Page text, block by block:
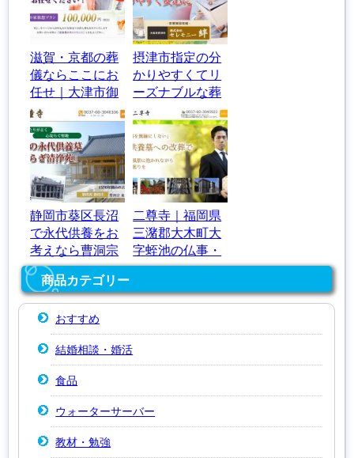
滋賀・京都の葬
儀ならここにお
任せ｜大津市御
陵町の葬儀社
【天恵】
摂津市指定の分
かりやすくてリ
ーズナブルな葬
儀社｜セレモニ
ー絆
静岡市葵区長沼
で永代供養をお
考えなら曹洞宗
｜法幢寺
二尊寺｜福岡県
三潴郡大木町大
字蛭池の仏事・
永代供養
商品カテゴリー
おすすめ
結婚相談・婚活
食品
ウォーターサーバー
教材・勉強